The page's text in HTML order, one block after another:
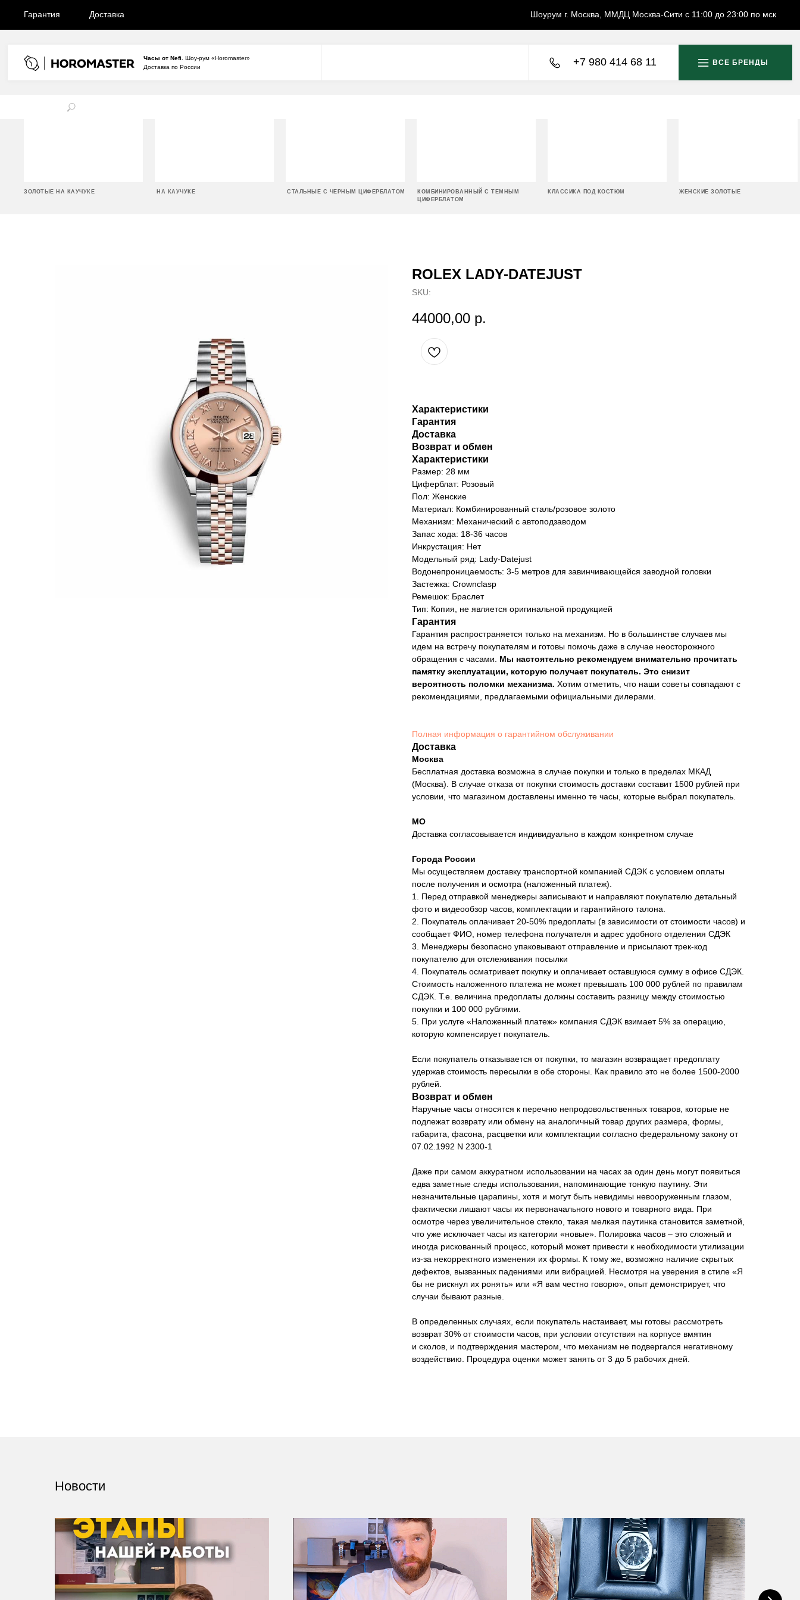
Гарантия Доставка Шоурум г. Москва, ММДЦ Москва-Сити с 11:00 до 23:00 по мск
+7 980 414 68 11
Часы от Nefi.
Шоу-рум «Horomaster»
Доставка по России
ВСЕ БРЕНДЫ
ЗОЛОТЫЕ НА КАУЧУКЕ НА КАУЧУКЕ СТАЛЬНЫЕ С ЧЕРНЫМ ЦИФЕРБЛАТОМ
КОМБИНИРОВАННЫЙ С ТЕМНЫМ
ЦИФЕРБЛАТОМ
КЛАССИКА ПОД КОСТЮМ ЖЕНСКИЕ ЗОЛОТЫЕ
ROLEX LADY-DATEJUST
SKU:
44000,00 р.
Характеристики
Гарантия
Доставка
Возврат и обмен
Характеристики
Размер: 28 мм
Циферблат: Розовый
Пол: Женские
Материал: Комбинированный сталь/розовое золото
Механизм: Механический с автоподзаводом
Запас хода: 18-36 часов
Инкрустация: Нет
Модельный ряд: Lady-Datejust
Водонепроницаемость: 3-5 метров для завинчивающейся заводной головки
Застежка: Crownclasp
Ремешок: Браслет
Тип: Копия, не является оригинальной продукцией
Гарантия
Гарантия распространяется только на механизм. Но в большинстве случаев мы
идем на встречу покупателям и готовы помочь даже в случае неосторожного
обращения с часами. Мы настоятельно рекомендуем внимательно прочитать
памятку эксплуатации, которую получает покупатель. Это снизит
вероятность поломки механизма. Хотим отметить, что наши советы совпадают с
рекомендациями, предлагаемыми официальными дилерами.
Полная информация о гарантийном обслуживании
Доставка
Москва
Бесплатная доставка возможна в случае покупки и только в пределах МКАД
(Москва). В случае отказа от покупки стоимость доставки составит 1500 рублей при
условии, что магазином доставлены именно те часы, которые выбрал покупатель.
МО
Доставка согласовывается индивидуально в каждом конкретном случае
Города России
Мы осуществляем доставку транспортной компанией СДЭК с условием оплаты
после получения и осмотра (наложенный платеж).
1. Перед отправкой менеджеры записывают и направляют покупателю детальный
фото и видеообзор часов, комплектации и гарантийного талона.
2. Покупатель оплачивает 20-50% предоплаты (в зависимости от стоимости часов) и
сообщает ФИО, номер телефона получателя и адрес удобного отделения СДЭК
3. Менеджеры безопасно упаковывают отправление и присылают трек-код
покупателю для отслеживания посылки
4. Покупатель осматривает покупку и оплачивает оставшуюся сумму в офисе СДЭК.
Стоимость наложенного платежа не может превышать 100 000 рублей по правилам
СДЭК. Т.е. величина предоплаты должны составить разницу между стоимостью
покупки и 100 000 рублями.
5. При услуге «Наложенный платеж» компания СДЭК взимает 5% за операцию,
которую компенсирует покупатель.
Если покупатель отказывается от покупки, то магазин возвращает предоплату
удержав стоимость пересылки в обе стороны. Как правило это не более 1500-2000
рублей.
Возврат и обмен
Наручные часы относятся к перечню непродовольственных товаров, которые не
подлежат возврату или обмену на аналогичный товар других размера, формы,
габарита, фасона, расцветки или комплектации согласно федеральному закону от
07.02.1992 N 2300-1
Даже при самом аккуратном использовании на часах за один день могут появиться
едва заметные следы использования, напоминающие тонкую паутину. Эти
незначительные царапины, хотя и могут быть невидимы невооруженным глазом,
фактически лишают часы их первоначального нового и товарного вида. При
осмотре через увеличительное стекло, такая мелкая паутинка становится заметной,
что уже исключает часы из категории «новые». Полировка часов – это сложный и
иногда рискованный процесс, который может привести к необходимости утилизации
из-за некорректного изменения их формы. К тому же, возможно наличие скрытых
дефектов, вызванных падениями или вибрацией. Несмотря на уверения в стиле «Я
бы не рискнул их ронять» или «Я вам честно говорю», опыт демонстрирует, что
случаи бывают разные.
В определенных случаях, если покупатель настаивает, мы готовы рассмотреть
возврат 30% от стоимости часов, при условии отсутствия на корпусе вмятин
и сколов, и подтверждения мастером, что механизм не подвергался негативному
воздействию. Процедура оценки может занять от 3 до 5 рабочих дней.
Новости